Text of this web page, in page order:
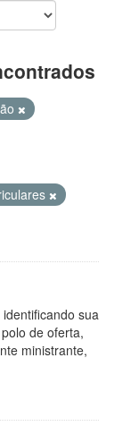
sua
de oferta,
ministrante,